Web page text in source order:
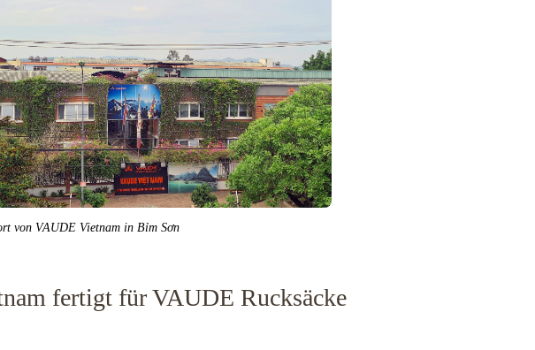
von VAUDE Vietnam in Bỉm Sơn
fertigt für VAUDE Rucksäcke